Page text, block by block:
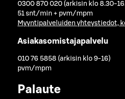
0300 870 020 (arkisin klo 8.30-
51 snt/min + pvm/mpm
Myyntipalveluiden yhteystiedot,
Asiakasomistajapalvelu
010 76 5858 (arkisin klo 9-16)
pvm/mpm
Palaute